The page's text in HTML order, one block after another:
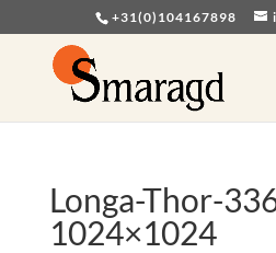
+31(0)104167898
Longa-Thor-
1024×1024